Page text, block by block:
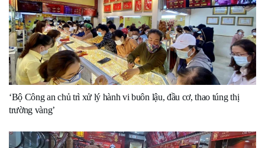
‘Bộ Công an chủ trì xử lý hành vi buôn lậu, đầu cơ, thao túng thị
trường vàng’